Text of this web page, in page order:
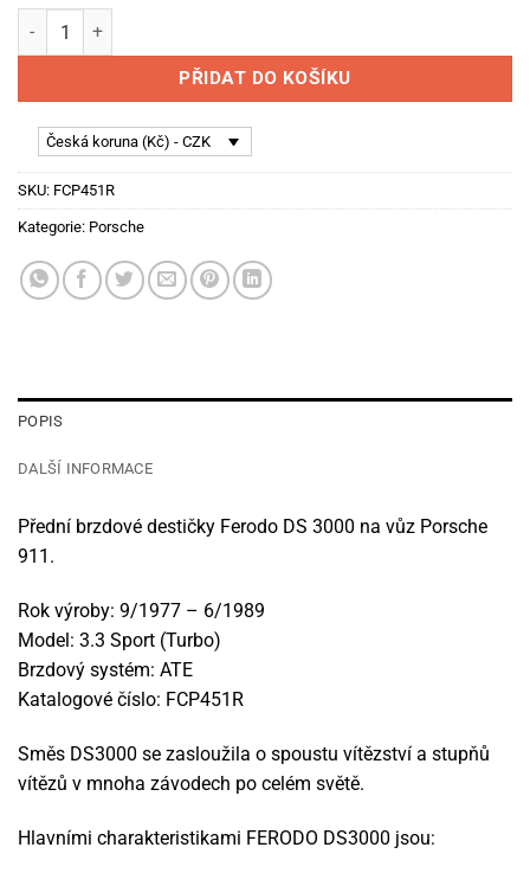
Porsche 911 3.3 Sport (Turbo) Ferodo DS 3000 zadní množství
PŘIDAT DO KOŠÍKU
Česká koruna (Kč) - CZK
SKU: FCP451R
Kategorie: Porsche
POPIS
DALŠÍ INFORMACE
Přední brzdové destičky Ferodo DS 3000 na vůz Porsche
911.
Rok výroby: 9/1977 – 6/1989
Model: 3.3 Sport (Turbo)
Brzdový systém: ATE
Katalogové číslo: FCP451R
Směs DS3000 se zasloužila o spoustu vítězství a stupňů
vítězů v mnoha závodech po celém světě.
Hlavními charakteristikami FERODO DS3000 jsou: